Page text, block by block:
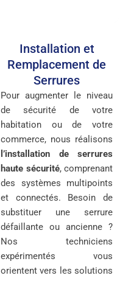
Installation et
Remplacement de
Serrures
Pour augmenter le niveau
de sécurité de votre
habitation ou de votre
commerce, nous réalisons
l’installation de serrures
haute sécurité, comprenant
des systèmes multipoints
et connectés. Besoin de
substituer une serrure
défaillante ou ancienne ?
Nos techniciens
expérimentés vous
orientent vers les solutions